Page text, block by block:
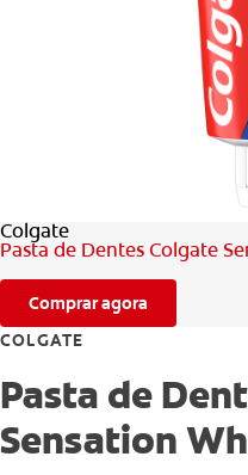
Colgate
Pasta de Dentes Colgate
Comprar agora
COLGATE
Pasta de
Sensation